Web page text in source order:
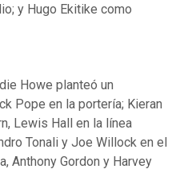
y Hugo Ekitike como
Howe planteó un
Pope en la portería; Kieran
Lewis Hall en la línea
Tonali y Joe Willock en el
Anthony Gordon y Harvey